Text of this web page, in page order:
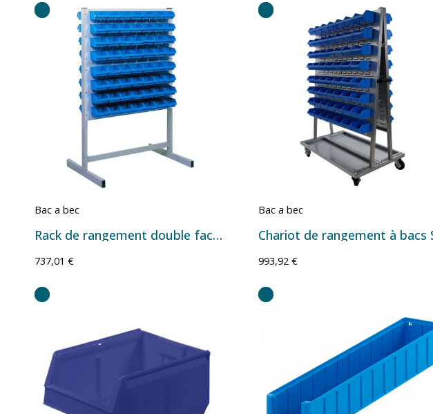
Bac a bec
Rack de rangement double face Série ECO avec bacs à bec – Plusieurs configurations
737,01 €
Bac a bec
993,92 €